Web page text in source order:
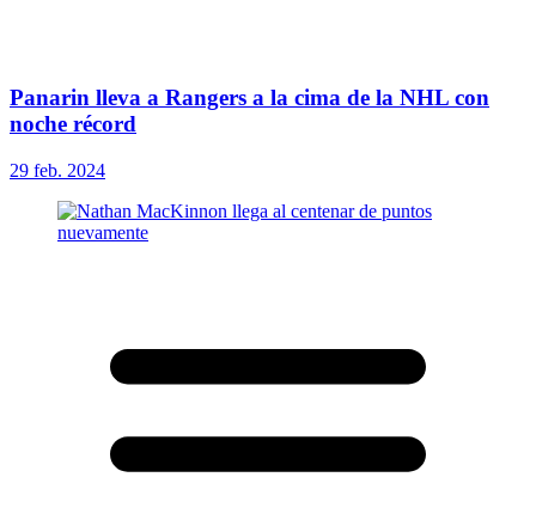
Panarin lleva a Rangers a la cima de la NHL con
noche récord
29 feb. 2024